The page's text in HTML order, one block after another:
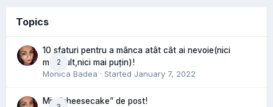
Topics
2
10 sfaturi pentru a mânca atât cât ai nevoie(nici
mai mult,nici mai puțin)!
Monica Badea · Started January 7, 2022
Mini”cheesecake” de post!